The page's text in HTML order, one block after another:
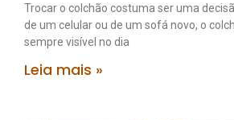
Trocar o colchão costuma ser uma
de um celular ou de um sofá novo, o
sempre visível no dia
Leia mais »